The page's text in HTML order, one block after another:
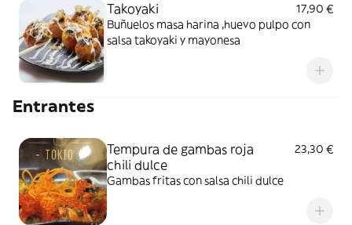
Takoyaki
17,90 €
Buñuelos masa harina ,huevo pulpo con
salsa takoyaki y mayonesa
Entrantes
Tempura de gambas roja
chili dulce
23,30 €
Gambas fritas con salsa chili dulce